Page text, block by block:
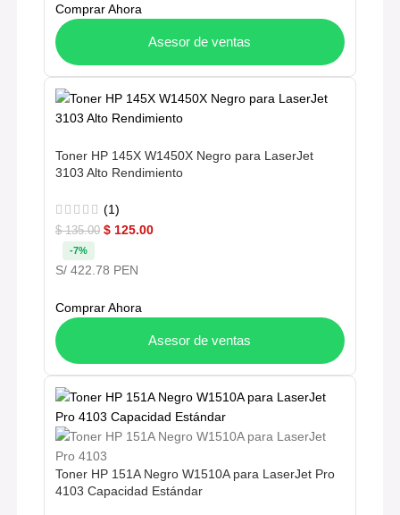
Comprar Ahora
Asesor de ventas
Toner HP 145X W1450X Negro para LaserJet
3103 Alto Rendimiento
(1)
$135.00 $ 125.00
-7%
S/ 422.78 PEN
Comprar Ahora
Asesor de ventas
Toner HP 151A Negro W1510A para LaserJet Pro
4103 Capacidad Estándar